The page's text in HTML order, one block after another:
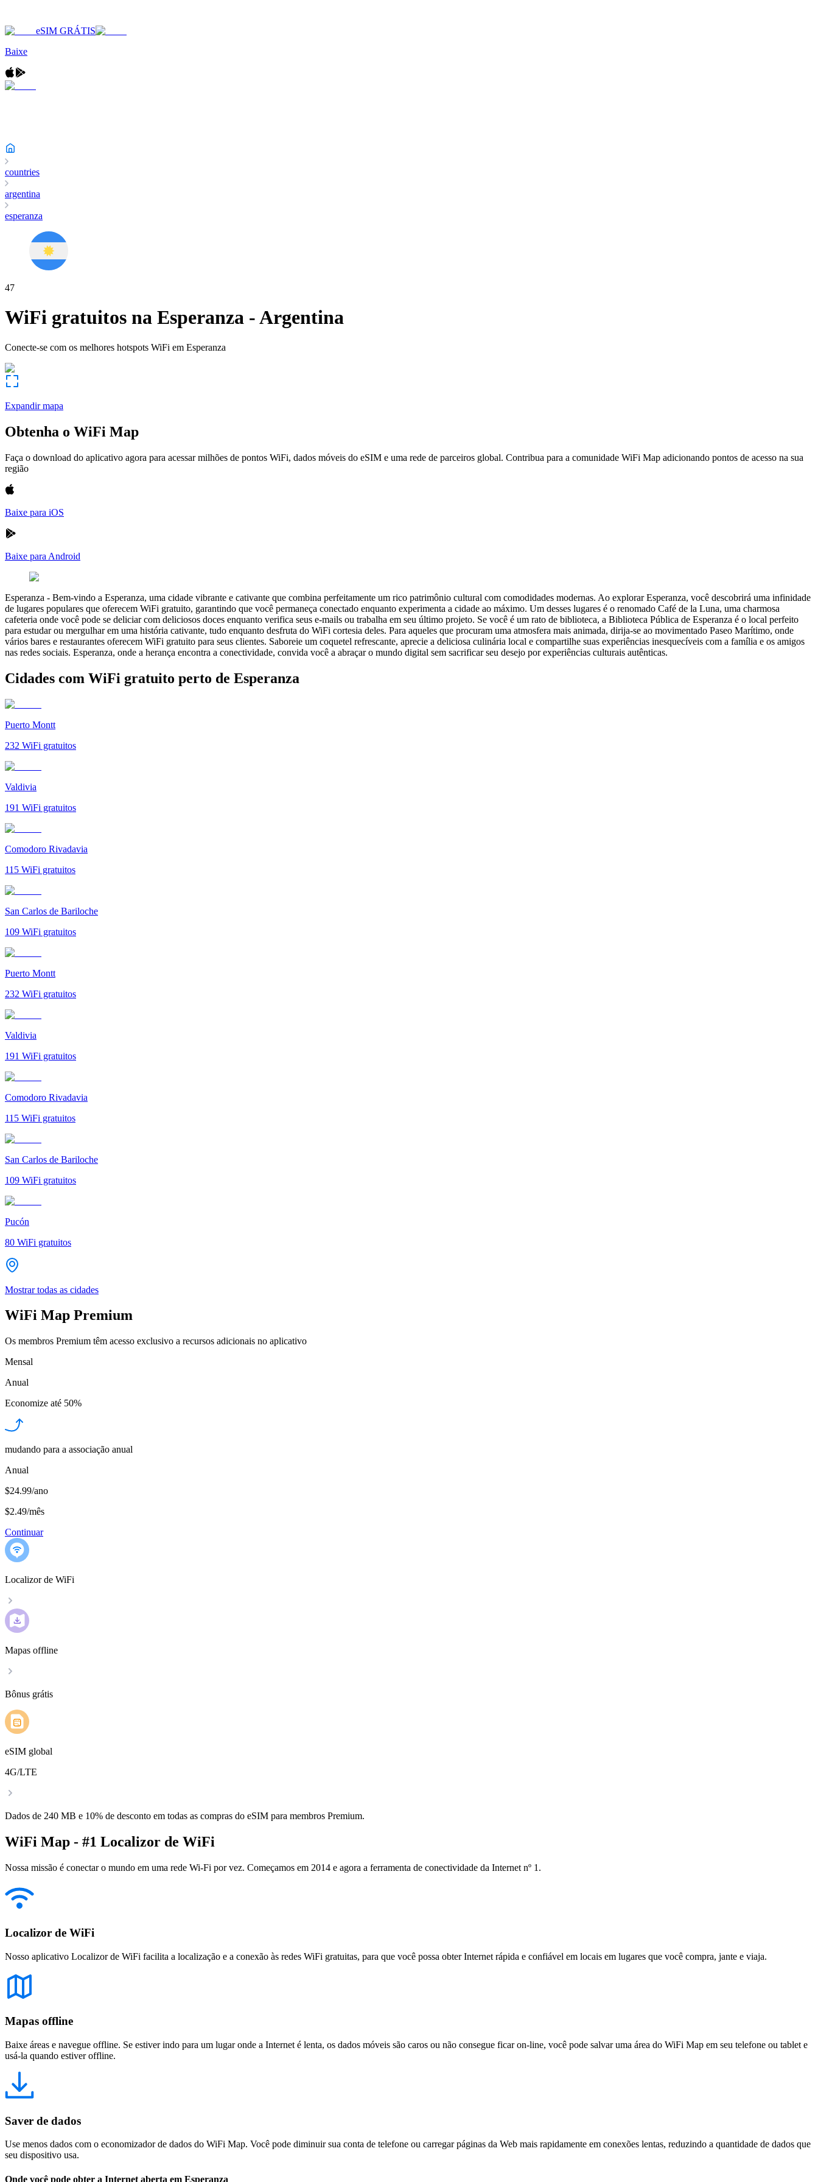
eSIM GRÁTIS
Baixe
countries
argentina
esperanza
47
WiFi gratuitos na Esperanza -Argentina
Conecte-se com os melhores hotspots WiFi em Esperanza
Expandir mapa
Obtenha o WiFi Map
Faça o download do aplicativo agora para acessar milhões de pontos WiFi, dados móveis do eSIM e uma rede de parceiros global. Contribua para a comunidade WiFi Map adicionando pontos de acesso na sua
região
Baixe para iOS
Baixe para Android
Esperanza - Bem-vindo a Esperanza, uma cidade vibrante e cativante que combina perfeitamente um rico patrimônio cultural com comodidades modernas. Ao explorar Esperanza, você descobrirá uma infinidade
de lugares populares que oferecem WiFi gratuito, garantindo que você permaneça conectado enquanto experimenta a cidade ao máximo. Um desses lugares é o renomado Café de la Luna, uma charmosa
cafeteria onde você pode se deliciar com deliciosos doces enquanto verifica seus e-mails ou trabalha em seu último projeto. Se você é um rato de biblioteca, a Biblioteca Pública de Esperanza é o local perfeito
para estudar ou mergulhar em uma história cativante, tudo enquanto desfruta do WiFi cortesia deles. Para aqueles que procuram uma atmosfera mais animada, dirija-se ao movimentado Paseo Marítimo, onde
vários bares e restaurantes oferecem WiFi gratuito para seus clientes. Saboreie um coquetel refrescante, aprecie a deliciosa culinária local e compartilhe suas experiências inesquecíveis com a família e os amigos
nas redes sociais. Esperanza, onde a herança encontra a conectividade, convida você a abraçar o mundo digital sem sacrificar seu desejo por experiências culturais autênticas.
Cidades com WiFi gratuito perto de Esperanza
Puerto Montt
232 WiFi gratuitos
Valdivia
191 WiFi gratuitos
Comodoro Rivadavia
115 WiFi gratuitos
San Carlos de Bariloche
109 WiFi gratuitos
Puerto Montt
232 WiFi gratuitos
Valdivia
191 WiFi gratuitos
Comodoro Rivadavia
115 WiFi gratuitos
San Carlos de Bariloche
109 WiFi gratuitos
Pucón
80 WiFi gratuitos
Mostrar todas as cidades
WiFi Map Premium
Os membros Premium têm acesso exclusivo a recursos adicionais no aplicativo
Mensal
Anual
Economize até 50%
mudando para a associação anual
Anual
$24.99/ano
$2.49/mês
Continuar
Localizor de WiFi
Mapas offline
Bônus grátis
eSIM global
4G/LTE
Dados de 240 MB e 10% de desconto em todas as compras do eSIM para membros Premium.
WiFi Map - #1 Localizor de WiFi
Nossa missão é conectar o mundo em uma rede Wi-Fi por vez. Começamos em 2014 e agora a ferramenta de conectividade da Internet nº 1.
Localizor de WiFi
Nosso aplicativo Localizor de WiFi facilita a localização e a conexão às redes WiFi gratuitas, para que você possa obter Internet rápida e confiável em locais em lugares que você compra, jante e viaja.
Mapas offline
Baixe áreas e navegue offline. Se estiver indo para um lugar onde a Internet é lenta, os dados móveis são caros ou não consegue ficar on-line, você pode salvar uma área do WiFi Map em seu telefone ou tablet e
usá-la quando estiver offline.
Saver de dados
Use menos dados com o economizador de dados do WiFi Map. Você pode diminuir sua conta de telefone ou carregar páginas da Web mais rapidamente em conexões lentas, reduzindo a quantidade de dados que
seu dispositivo usa.
Onde você pode obter a Internet aberta em Esperanza